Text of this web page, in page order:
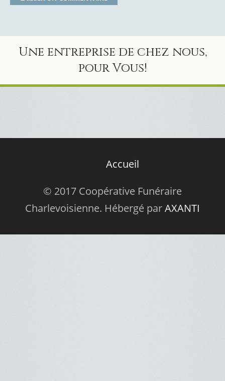
Une entreprise de chez nous,
pour Vous!
Accueil
© 2017 Coopérative Funéraire
Charlevoisienne. Hébergé parAXANTI